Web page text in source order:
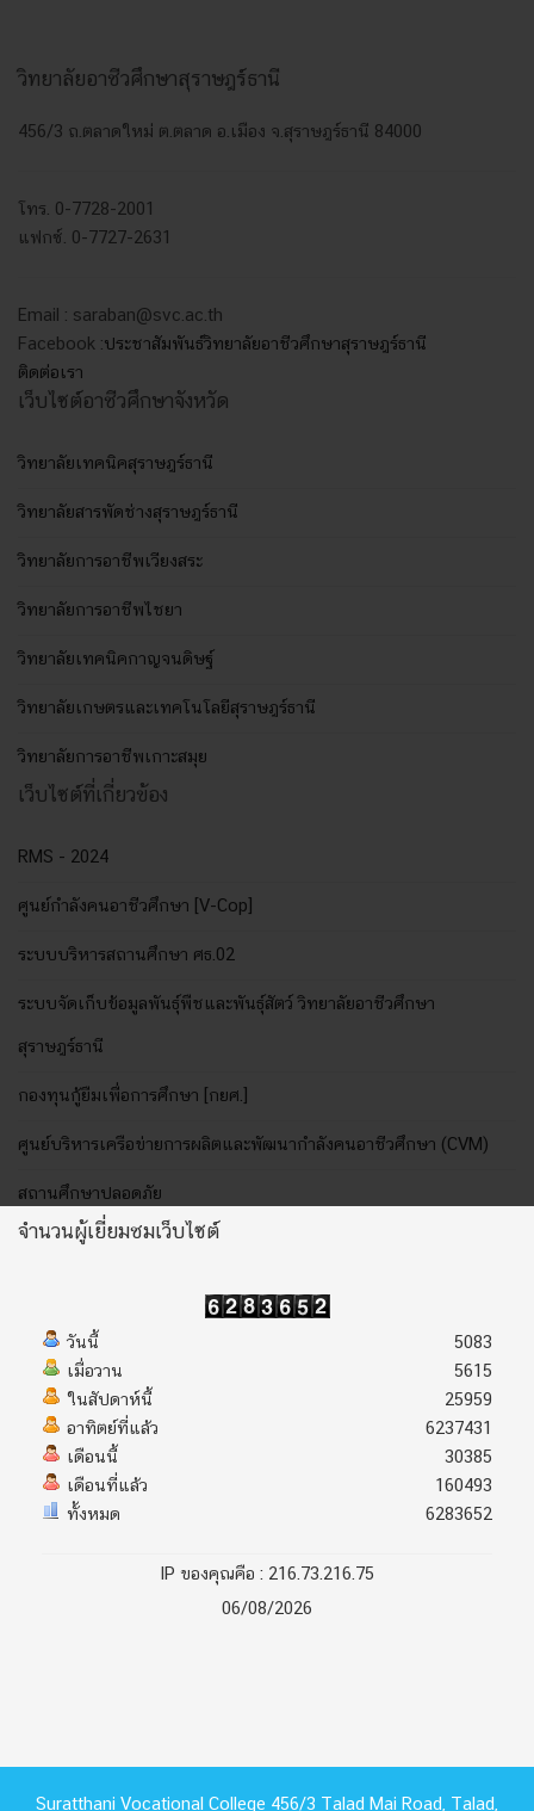
วิทยาลัยอาชีวศึกษาสุราษฎร์ธานี
456/3 ถ.ตลาดใหม่ ต.ตลาด อ.เมือง จ.สุราษฎร์ธานี 84000
โทร. 0-7728-2001
แฟกซ์. 0-7727-2631
Email : saraban@svc.ac.th
Facebook :ประชาสัมพันธ์วิทยาลัยอาชีวศึกษาสุราษฎร์ธานี
ติดต่อเรา
เว็บไซต์อาชีวศึกษาจังหวัด
วิทยาลัยเทคนิคสุราษฎร์ธานี
วิทยาลัยสารพัดช่างสุราษฎร์ธานี
วิทยาลัยการอาชีพเวียงสระ
วิทยาลัยการอาชีพไชยา
วิทยาลัยเทคนิคกาญจนดิษฐ์
วิทยาลัยเกษตรและเทคโนโลยีสุราษฎร์ธานี
วิทยาลัยการอาชีพเกาะสมุย
เว็บไซต์ที่เกี่ยวข้อง
RMS - 2024
ศูนย์กำลังคนอาชีวศึกษา [V-Cop]
ระบบบริหารสถานศึกษา ศธ.02
ระบบจัดเก็บข้อมูลพันธุ์พืชและพันธุ์สัตว์ วิทยาลัยอาชีวศึกษา
สุราษฎร์ธานี
กองทุนกู้ยืมเพื่อการศึกษา [กยศ.]
ศูนย์บริหารเครือข่ายการผลิตและพัฒนากำลังคนอาชีวศึกษา (CVM)
สถานศึกษาปลอดภัย
จำนวนผู้เยี่ยมชมเว็บไซต์
วันนี้
เมื่อวาน
ในสัปดาห์นี้
อาทิตย์ที่แล้ว
เดือนนี้
เดือนที่แล้ว
ทั้งหมด
5083
5615
25959
6237431
30385
160493
6283652
IP ของคุณคือ : 216.73.216.75
06/08/2026
Suratthani Vocational College 456/3 Talad Mai Road, Talad,